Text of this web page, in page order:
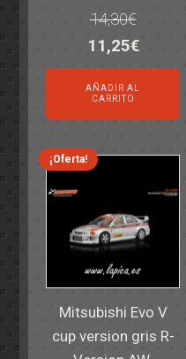
14,30€
El
precio
original
era:
14,30€.
11,25€El
precio
actual
es:
11,25€.
AÑADIR AL
CARRITO
¡Oferta!
Mitsubishi Evo V
cup version gris R-